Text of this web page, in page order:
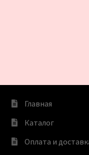
Главная
Каталог
Оплата и